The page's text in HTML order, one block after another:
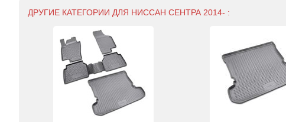
ДРУГИЕ КАТЕГОРИИ ДЛЯ НИССАН СЕНТРА 2014- :